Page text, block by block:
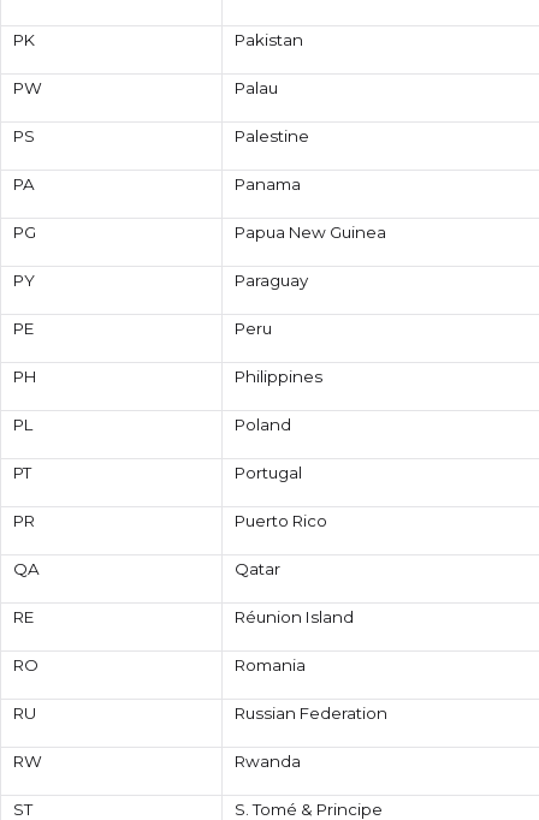
PK Pakistan
PW Palau
PS Palestine
PA Panama
PG Papua New Guinea
PY Paraguay
PE Peru
PH Philippines
PL Poland
PT Portugal
PR Puerto Rico
QA Qatar
RE Réunion Island
RO Romania
RU Russian Federation
RW Rwanda
ST S. Tomé & Principe